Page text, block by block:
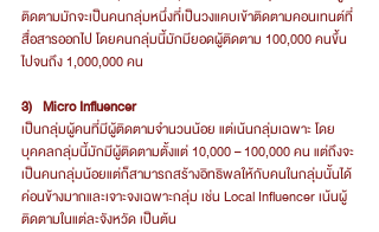
ติดตามมักจะเป็นคนกลุ่มหนึ่งที่เป็นวงแคบเข้าติดตามคอนเทนต์ที่
สื่อสารออกไป โดยคนกลุ่มนี้มักมียอดผู้ติดตาม 100,000 คนขึ้น
ไปจนถึง 1,000,000 คน
3)   Micro Influencer
เป็นกลุ่มผู้คนที่มีผู้ติดตามจำนวนน้อย แต่เน้นกลุ่มเฉพาะ โดย
บุคคลกลุ่มนี้มักมีผู้ติดตามตั้งแต่ 10,000 – 100,000 คน แต่ถึงจะ
เป็นคนกลุ่มน้อยแต่ก็สามารถสร้างอิทธิพลให้กับคนในกลุ่มนั้นได้
ค่อนข้างมากและเจาะจงเฉพาะกลุ่ม เช่น Local Influencer เน้นผู้
ติดตามในแต่ละจังหวัด เป็นต้น